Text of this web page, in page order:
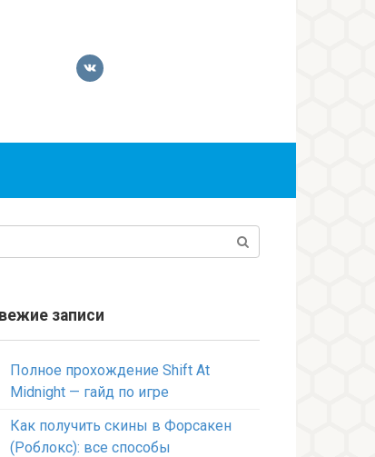
записи
Полное прохождение Shift At
Midnight — гайд по игре
Как получить скины в Форсакен
(Роблокс): все способы